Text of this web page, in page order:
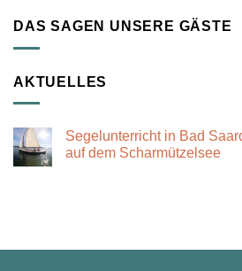
DAS SAGEN UNSERE GÄSTE
AKTUELLES
Segelunterricht in Bad
auf dem Scharmützelsee
–